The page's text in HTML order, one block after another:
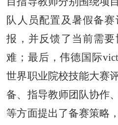
队人员配置及暑假备
报，并反馈了当前需
难；最后，伟德国际
世界职业院校技能大赛
备、指导教师团队协作
等方面提出了备赛策略